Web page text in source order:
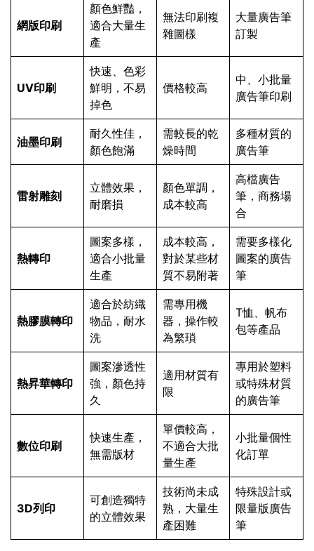
網版印刷
顏色鮮豔，
適合大量生
產
無法印刷複
雜圖樣
大量廣告筆
訂製
UV印刷
快速、色彩
鮮明，不易
掉色
價格較高
中、小批量
廣告筆印刷
油墨印刷
耐久性佳，
顏色飽滿
需較長的乾
燥時間
多種材質的
廣告筆
雷射雕刻
立體效果，
耐磨損
顏色單調，
成本較高
高檔廣告
筆，商務場
合
熱轉印
圖案多樣，
適合小批量
生產
成本較高，
對於某些材
質不易附著
需要多樣化
圖案的廣告
筆
熱膠膜轉印
適合於紡織
物品，耐水
洗
需專用機
器，操作較
為繁瑣
T恤、帆布
包等產品
熱昇華轉印
圖案滲透性
強，顏色持
久
適用材質有
限
專用於塑料
或特殊材質
的廣告筆
數位印刷
快速生產，
無需版材
單價較高，
不適合大批
量生產
小批量個性
化訂單
3D列印
可創造獨特
的立體效果
技術尚未成
熟，大量生
產困難
特殊設計或
限量版廣告
筆